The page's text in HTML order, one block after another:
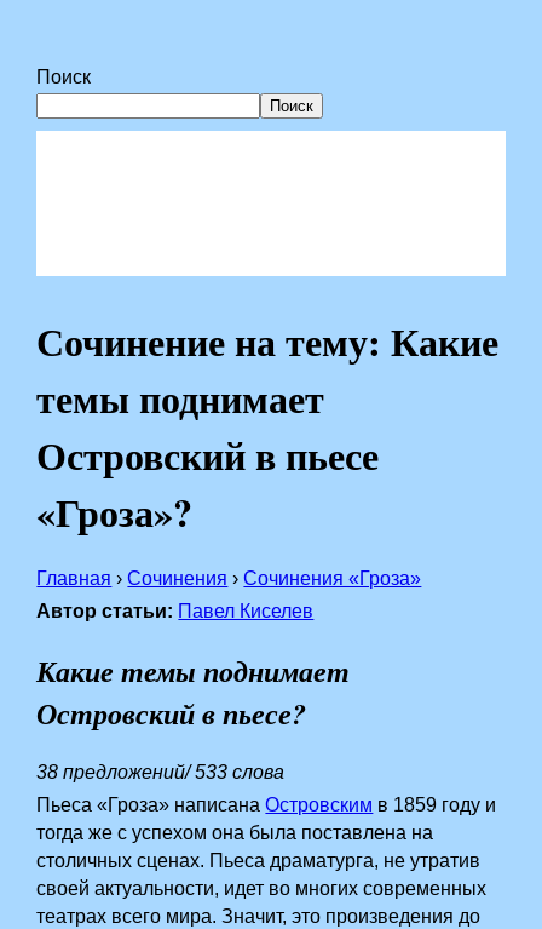
Поиск
Поиск
Сочинение на тему: Какие
темы поднимает
Островский в пьесе
«Гроза»?
Главная › Сочинения › Сочинения «Гроза»
Автор статьи: Павел Киселев
Какие темы поднимает
Островский в пьесе?
38 предложений/ 533 слова
Пьеса «Гроза» написанаОстровским в 1859 году и
тогда же с успехом она была поставлена на
столичных сценах. Пьеса драматурга, не утратив
своей актуальности, идет во многих современных
театрах всего мира. Значит, это произведения до